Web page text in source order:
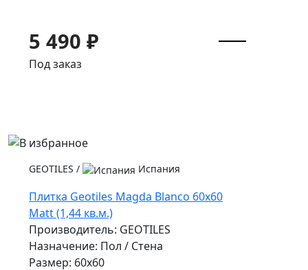
5 490 ₽
Под заказ
GEOTILES / Испания
Плитка Geotiles Magda Blanco 60x60
Matt (1,44 кв.м.)
Производитель: GEOTILES
Назначение: Пол / Стена
Размер: 60x60